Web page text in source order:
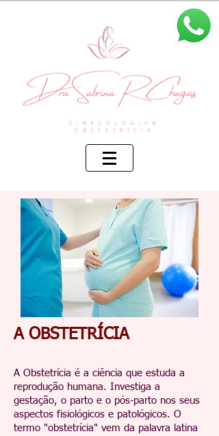
A OBSTETRÍCIA
A Obstetrícia é a ciência que estuda a
reprodução humana. Investiga a
gestação, o parto e o pós-parto nos seus
aspectos fisiológicos e patológicos. O
termo "obstetrícia" vem da palavra latina